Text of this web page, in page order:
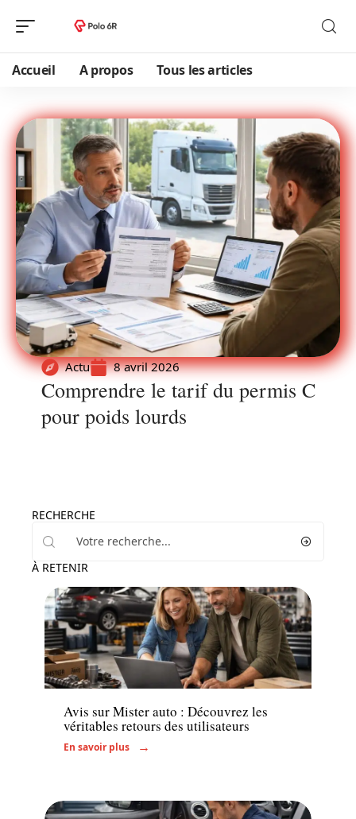
Accueil A propos Tous les articles
Actu 8 avril 2026
Comprendre le tarif du permis C
pour poids lourds
RECHERCHE
À RETENIR
Voiture
Avis sur Mister auto : Découvrez les
véritables retours des utilisateurs
En savoir plus